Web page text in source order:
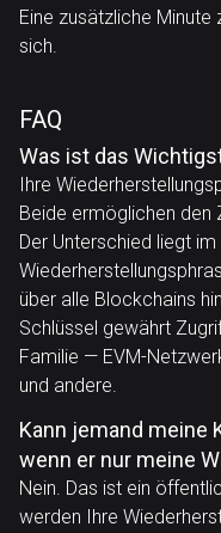
Eine zusätzliche Minute
sich.
FAQ
Was ist das
Ihre
Beide ermöglichen den
Der Unterschied liegt
über alle Blockchains
Schlüssel gewährt
Familie — EVM-
und andere.
Kann jemand meine
wenn er nur meine
Nein. Das ist ein
werden Ihre